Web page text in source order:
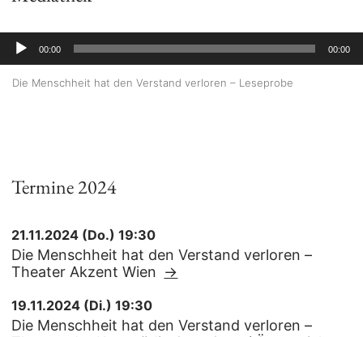
u
00:00 00:00
Die Menschheit hat den Verstand verloren – Leseprobe
Termine 2024
21.11.2024 (Do.) 19:30
Die Menschheit hat den Verstand verloren –
Theater Akzent Wien →
19.11.2024 (Di.) 19:30
Die Menschheit hat den Verstand verloren –